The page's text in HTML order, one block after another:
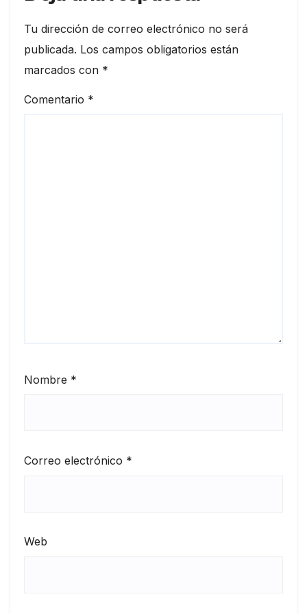
Tu dirección de correo electrónico no será
publicada. Los campos obligatorios están
marcados con *
Comentario *
Nombre *
Correo electrónico *
Web